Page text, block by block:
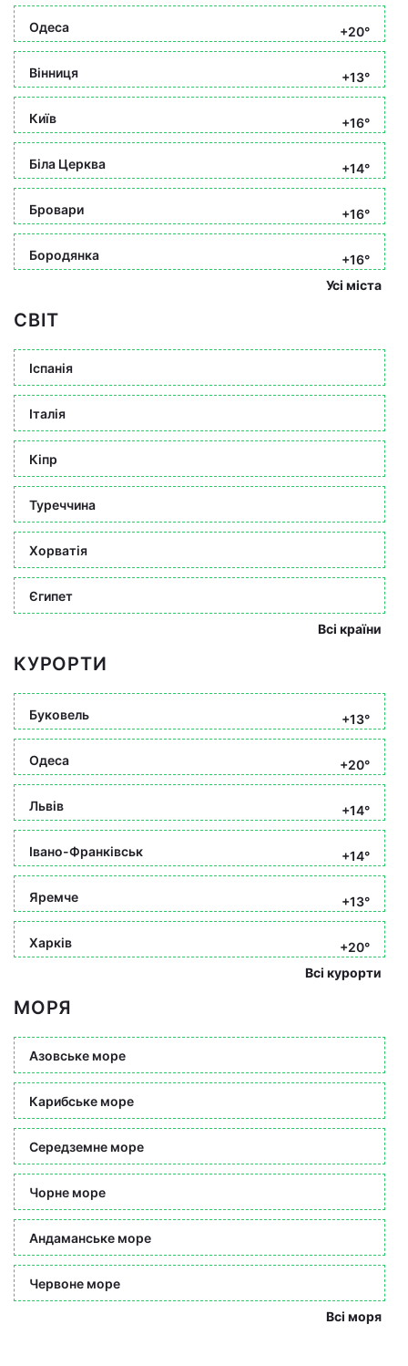
Одеса +20°
Вінниця +13°
Київ +16°
Біла Церква +14°
Бровари +16°
Бородянка
+16°
Усі міста
СВІТ
Іспанія
Італія
Кіпр
Туреччина
Хорватія
Єгипет
Всі країни
КУРОРТИ
Буковель +13°
Одеса +20°
Львів +14°
Івано-Франківськ +14°
Яремче +13°
Харків
+20°
Всі курорти
МОРЯ
Азовське море
Карибське море
Середземне море
Чорне море
Андаманське море
Червоне море
Всі моря